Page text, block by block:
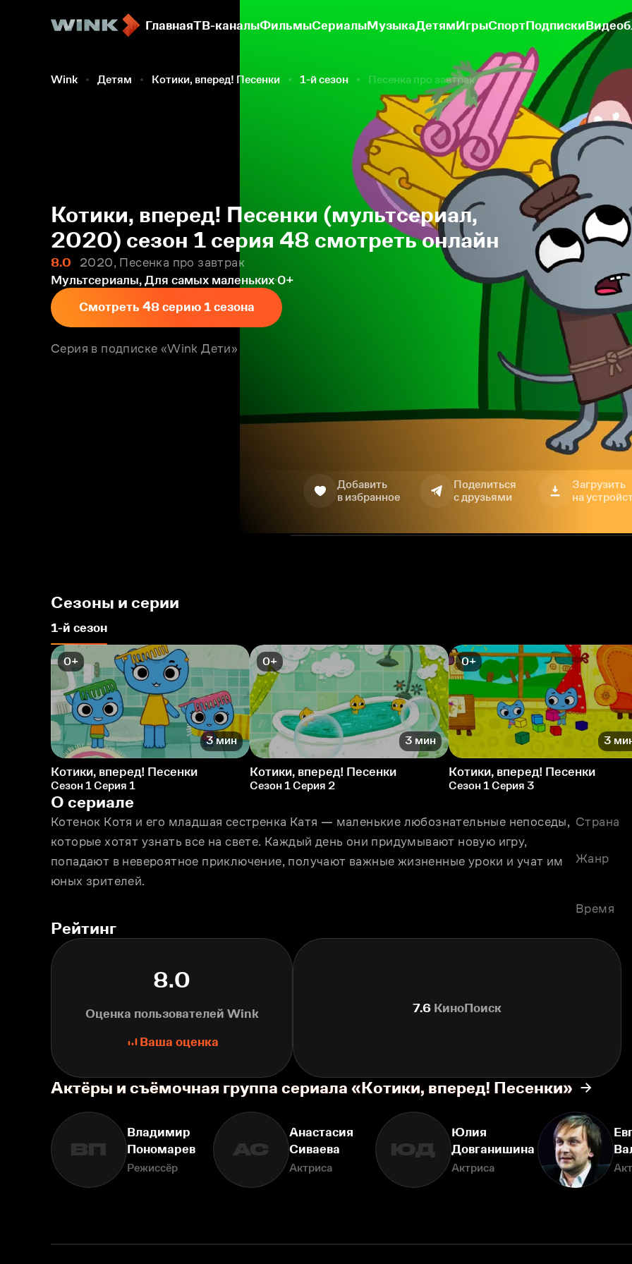
ГлавнаяТВ-каналыФильмыСериалыМузыкаДетямИгрыСпортПодписки
Wink Детям Котики, вперед! Песенки 1-й сезон Песенка про завтрак
Котики, вперед! Песенки (мультсериал,
2020) сезон 1 серия 48 смотреть онлайн
8.0
2020, Песенка про завтрак
Мультсериалы, Для самых маленьких 0+
Смотреть 48 серию 1 сезона
Серия в подписке «Wink Дети»
Добавить
в избранное
Поделиться
с друзьями
Загрузить
на
Сезоны и серии
1-й сезон
0+
3 мин
Котики, вперед! Песенки
Сезон 1 Серия 1
0+
3 мин
Котики, вперед! Песенки
Сезон 1 Серия 2
0+
3
Котики, вперед! Песенки
Сезон 1 Серия 3
О сериале
Котeнок Котя и его младшая сестрeнка Катя — маленькие любознательные непоседы,
которые хотят узнать всe на свете. Каждый день они придумывают новую игру,
попадают в невероятное приключение, получают важные жизненные уроки и учат им
юных зрителей.
Страна
Жанр
Время
Рейтинг
8.0
Оценка пользователей Wink
Ваша оценка
7.6КиноПоиск
Актёры и съёмочная группа сериала «Котики, вперед! Песенки»
ВП
Владимир
Пономарев
Режиссёр
АС
Анастасия
Сиваева
Актриса
ЮД
Юлия
Довганишина
Актриса